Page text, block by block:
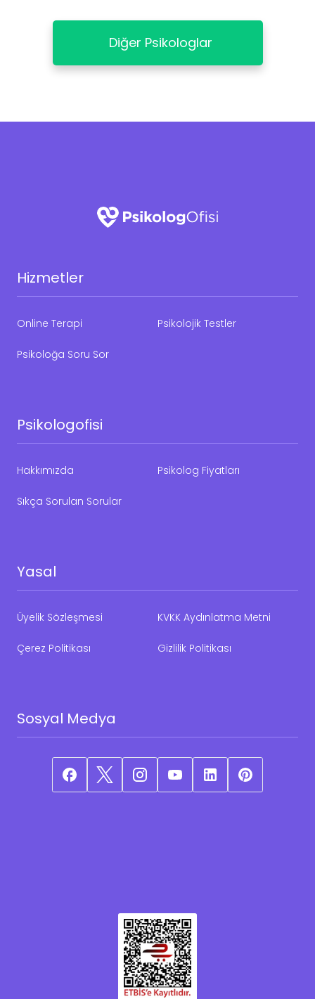
Diğer Psikologlar
Hizmetler
Online Terapi Psikolojik Testler
Psikoloğa Soru Sor
Psikologofisi
Hakkımızda Psikolog Fiyatları
Sıkça Sorulan Sorular
Yasal
Üyelik Sözleşmesi KVKK Aydınlatma Metni
Çerez Politikası Gizlilik Politikası
Sosyal Medya